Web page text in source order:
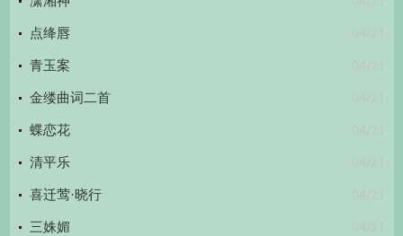
04/21
点绛唇
04/21
青玉案
04/21
金缕曲词二首
04/21
蝶恋花
04/21
清平乐
04/21
喜迁莺·晓行
04/21
三姝媚